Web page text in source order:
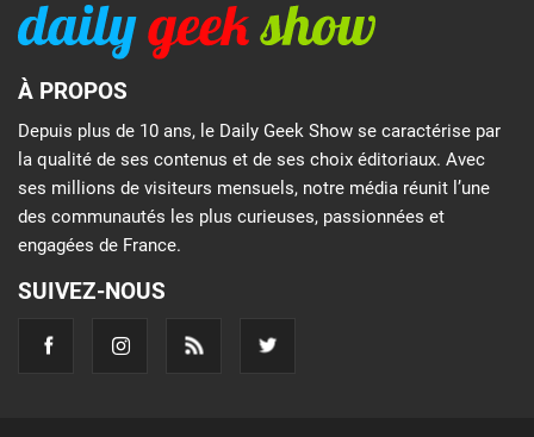
À PROPOS
Depuis plus de 10 ans, le Daily Geek Show se caractérise par
la qualité de ses contenus et de ses choix éditoriaux. Avec
ses millions de visiteurs mensuels, notre média réunit l’une
des communautés les plus curieuses, passionnées et
engagées de France.
SUIVEZ-NOUS